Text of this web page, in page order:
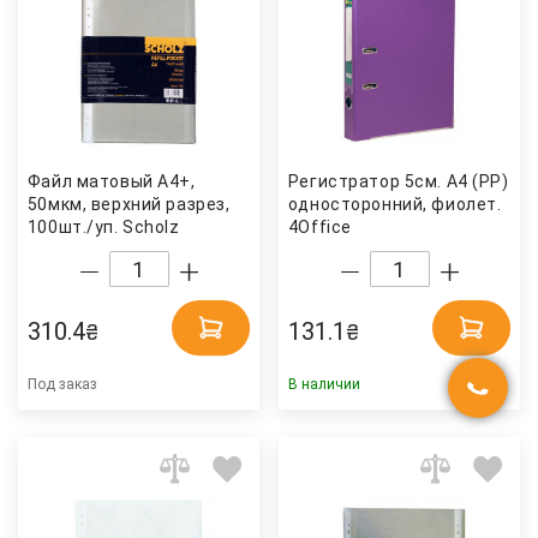
Файл матовый А4+,
50мкм, верхний разрез,
100шт./уп. Scholz
310.4₴
Под заказ
Регистратор 5см. А4 (PP)
односторонний, фиолет.
4Office
131.1 ₴
В наличии